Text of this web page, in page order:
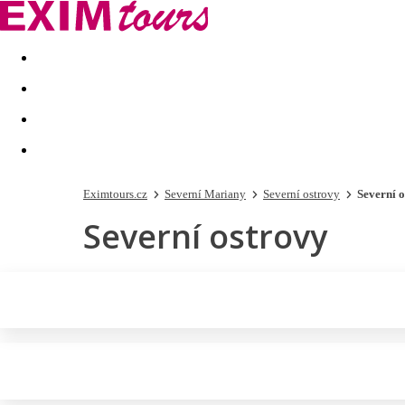
Akční nabídky Last minute
Eximtours.cz Severní Mariany Severní ostrovy Severní
Severní ostrovy